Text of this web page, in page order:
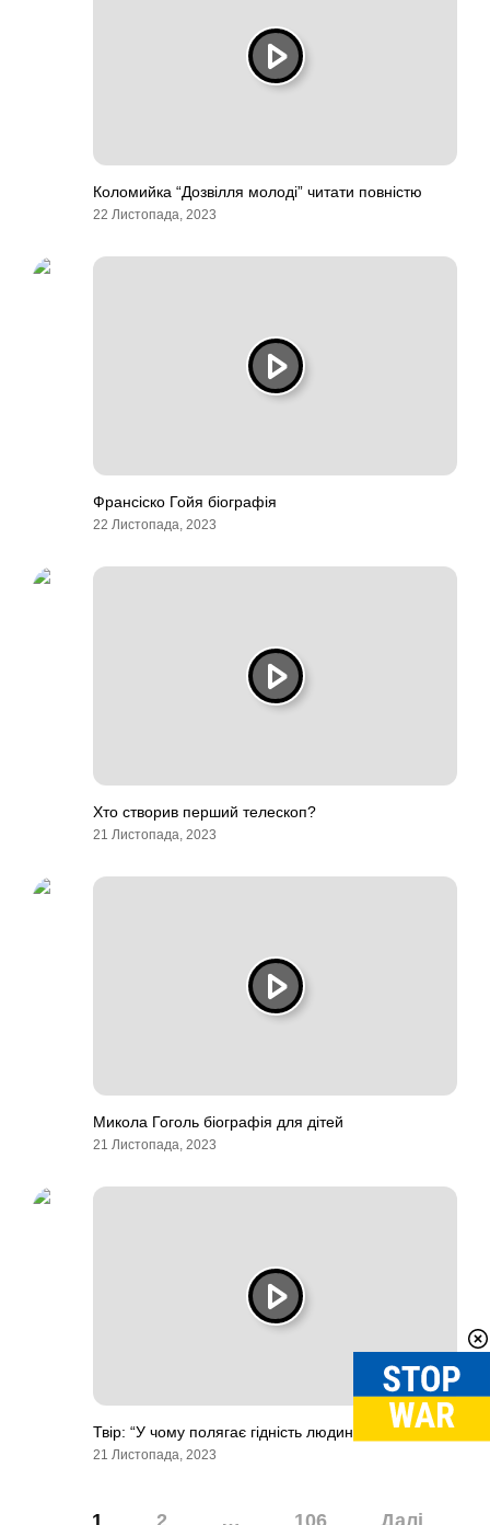
Коломийка “Дозвілля молоді” читати повністю
22 Листопада, 2023
Франсіско Гойя біографія
22 Листопада, 2023
Хто створив перший телескоп?
21 Листопада, 2023
Микола Гоголь біографія для дітей
21 Листопада, 2023
Твір: “У чому полягає гідність людини?”
21 Листопада, 2023
1 2 … 106 Далі